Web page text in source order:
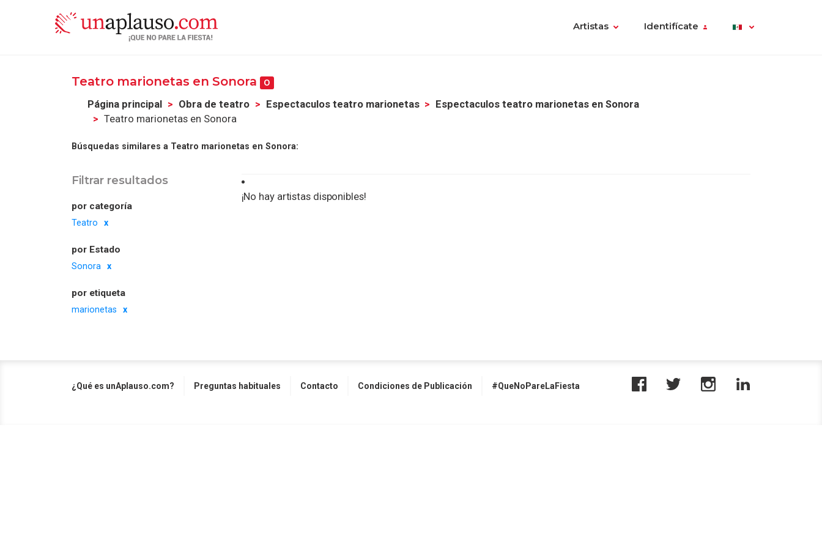
Artistas Identifícate
Teatro marionetas en Sonora 0
Página principal Obra de teatro Espectaculos teatro marionetas
Espectaculos teatro marionetas en Sonora
Teatro marionetas en Sonora
Búsquedas similares a Teatro marionetas en Sonora:
Filtrar resultados
por categoría
Teatro
por Estado
Sonora
por etiqueta
marionetas
¡No hay artistas disponibles!
¿Qué es unAplauso.com? Preguntas habituales Contacto Condiciones de Publicación #QueNoPareLaFiesta